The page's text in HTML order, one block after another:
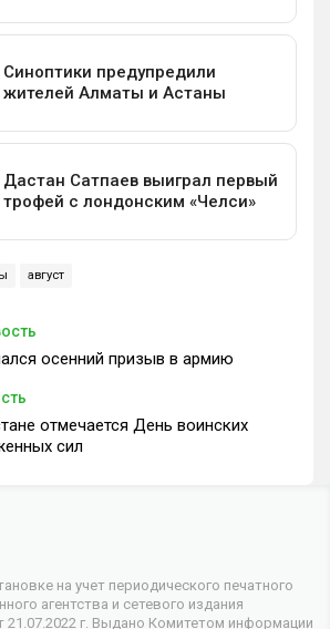
август
осенний призыв в армию
отмечается День воинских
сил
на учет периодического печатного
агентства и сетевого издания
21.07.2022 г. Выдано Комитетом информации